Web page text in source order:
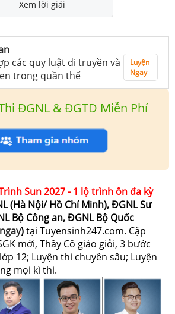
Xem lời giải
các quy luật di truyền và
trong quần thể
Luyện
Ngay
ĐGNL & ĐGTD Miễn Phí
Sun 2027 - 1 lộ trình ôn đa kỳ
(Hà Nội/ Hồ Chí Minh), ĐGNL Sư
Bộ Công an, ĐGNL Bộ Quốc
)tại Tuyensinh247.com. Cập
mới, Thầy Cô giáo giỏi, 3 bước
12; Luyện thi chuyên sâu; Luyện
mọi kì thi.